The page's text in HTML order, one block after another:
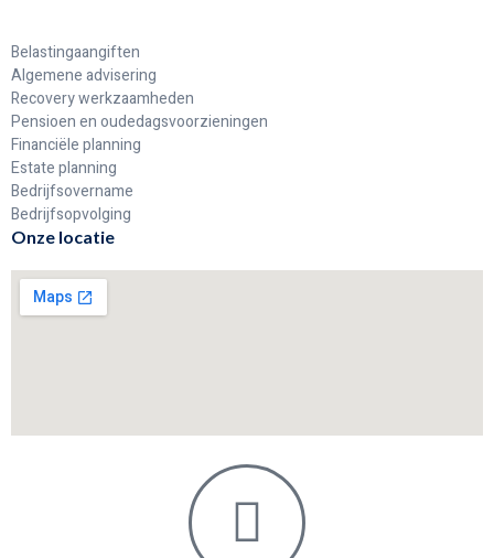
Belastingaangiften
Algemene advisering
Recovery werkzaamheden
Pensioen en oudedagsvoorzieningen
Financiële planning
Estate planning
Bedrijfsovername
Bedrijfsopvolging
Onze locatie